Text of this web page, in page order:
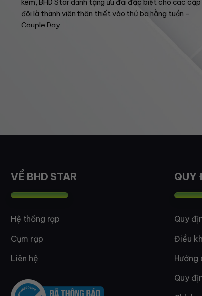
kèm, BHD Star dành tặng ưu đãi đặc biệt cho các cặp
đôi là thành viên thân thiết vào thứ ba hằng tuần –
Couple Day.
VỀ BHD STAR
Hệ thống rạp
Cụm rạp
Liên hệ
QUY
Quy
Điều
Hướng
Quy